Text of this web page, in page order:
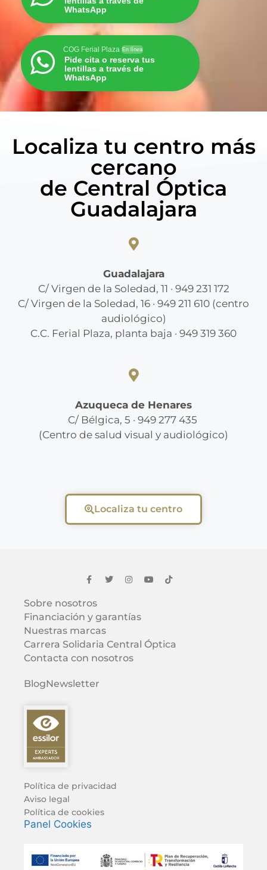
WhatsApp
COG Ferial Plaza En línea
Pide cita o reserva tus
lentillas a través de
WhatsApp
Localiza tu centro más
cercano
de Central Óptica
Guadalajara
Guadalajara
C/ Virgen de la Soledad, 11 · 949 231 172
C/ Virgen de la Soledad, 16 · 949 211 610 (centro
audiológico)
C.C. Ferial Plaza, planta baja · 949 319 360
Azuqueca de Henares
C/ Bélgica, 5 · 949 277 435
(Centro de salud visual y audiológico)
Localiza tu centro
Sobre nosotros
Financiación y garantías
Nuestras marcas
Carrera Solidaria Central Óptica
Contacta con nosotros
BlogNewsletter
Política de privacidad
Aviso legal
Política de cookies
Panel Cookies